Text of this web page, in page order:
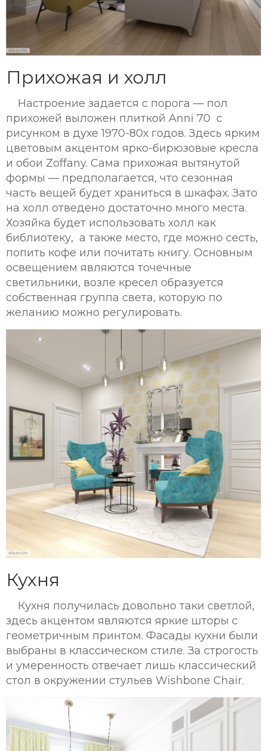
Прихожая и холл
Настроение задается с порога — пол
прихожей выложен плиткой Anni 70 с
рисунком в духе 1970-80х годов. Здесь ярким
цветовым акцентом ярко-бирюзовые кресла
и обои Zoffany. Сама прихожая вытянутой
формы — предполагается, что сезонная
часть вещей будет храниться в шкафах. Зато
на холл отведено достаточно много места.
Хозяйка будет использовать холл как
библиотеку, а также место, где можно сесть,
попить кофе или почитать книгу. Основным
освещением являются точечные
светильники, возле кресел образуется
собственная группа света, которую по
желанию можно регулировать.
Кухня
Кухня получилась довольно таки светлой,
здесь акцентом являются яркие шторы с
геометричным принтом. Фасады кухни были
выбраны в классическом стиле. За строгость
и умеренность отвечает лишь классический
стол в окружении стульев Wishbone Chair.